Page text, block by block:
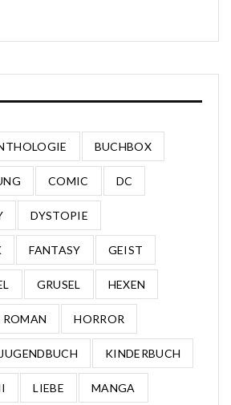
BUCHBOX
COMIC DC
DYSTOPIE
FANTASY GEIST
GRUSEL HEXEN
ROMAN HORROR
JUGENDBUCH KINDERBUCH
LIEBE MANGA